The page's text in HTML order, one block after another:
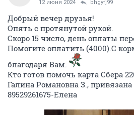
12 июня 2024 bhgyfj99
Добрый вечер друзья!
Опять с протянутой рукой.
Скоро 15 число, день оплаты
Помогите оплатить (4000).С
благодаря Вам.
Кто готов помочь карта Сбера
Галина Романовна З.,
89529261675-Елена